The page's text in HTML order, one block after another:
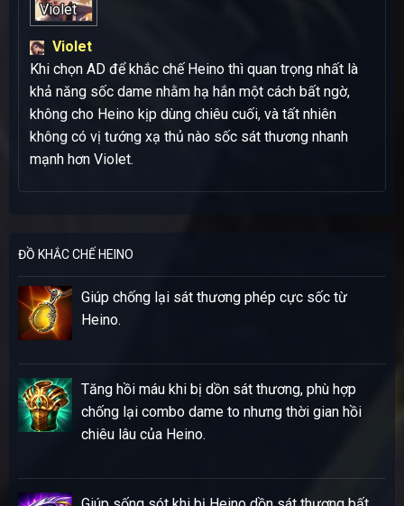
Violet
Violet
Khi chọn AD để khắc chế Heino thì quan trọng nhất là
khả năng sốc dame nhằm hạ hắn một cách bất ngờ,
không cho Heino kịp dùng chiêu cuối, và tất nhiên
không có vị tướng xạ thủ nào sốc sát thương nhanh
mạnh hơn Violet.
ĐỒ KHẮC CHẾ HEINO
Giúp chống lại sát thương phép cực sốc từ
Heino.
Tăng hồi máu khi bị dồn sát thương, phù hợp
chống lại combo dame to nhưng thời gian hồi
chiêu lâu của Heino.